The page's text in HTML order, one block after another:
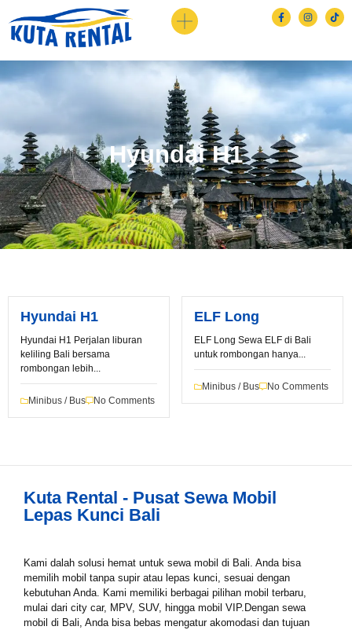
Hyundai H1
Hyundai H1
Hyundai H1 Perjalan liburan
keliling Bali bersama
rombongan lebih...
Minibus / Bus No Comments
ELF Long
ELF Long Sewa ELF di Bali
untuk rombongan hanya...
Minibus / Bus No Comments
Kuta Rental - Pusat Sewa Mobil
Lepas Kunci Bali
Kami dalah solusi hemat untuk sewa mobil di Bali. Anda bisa
memilih mobil tanpa supir atau lepas kunci, sesuai dengan
kebutuhan Anda. Kami memiliki berbagai pilihan mobil terbaru,
mulai dari city car, MPV, SUV, hingga mobil VIP.Dengan sewa
mobil di Bali, Anda bisa bebas mengatur akomodasi dan tujuan
Book via WhatsApp
Tipe Sewa*
Nama*